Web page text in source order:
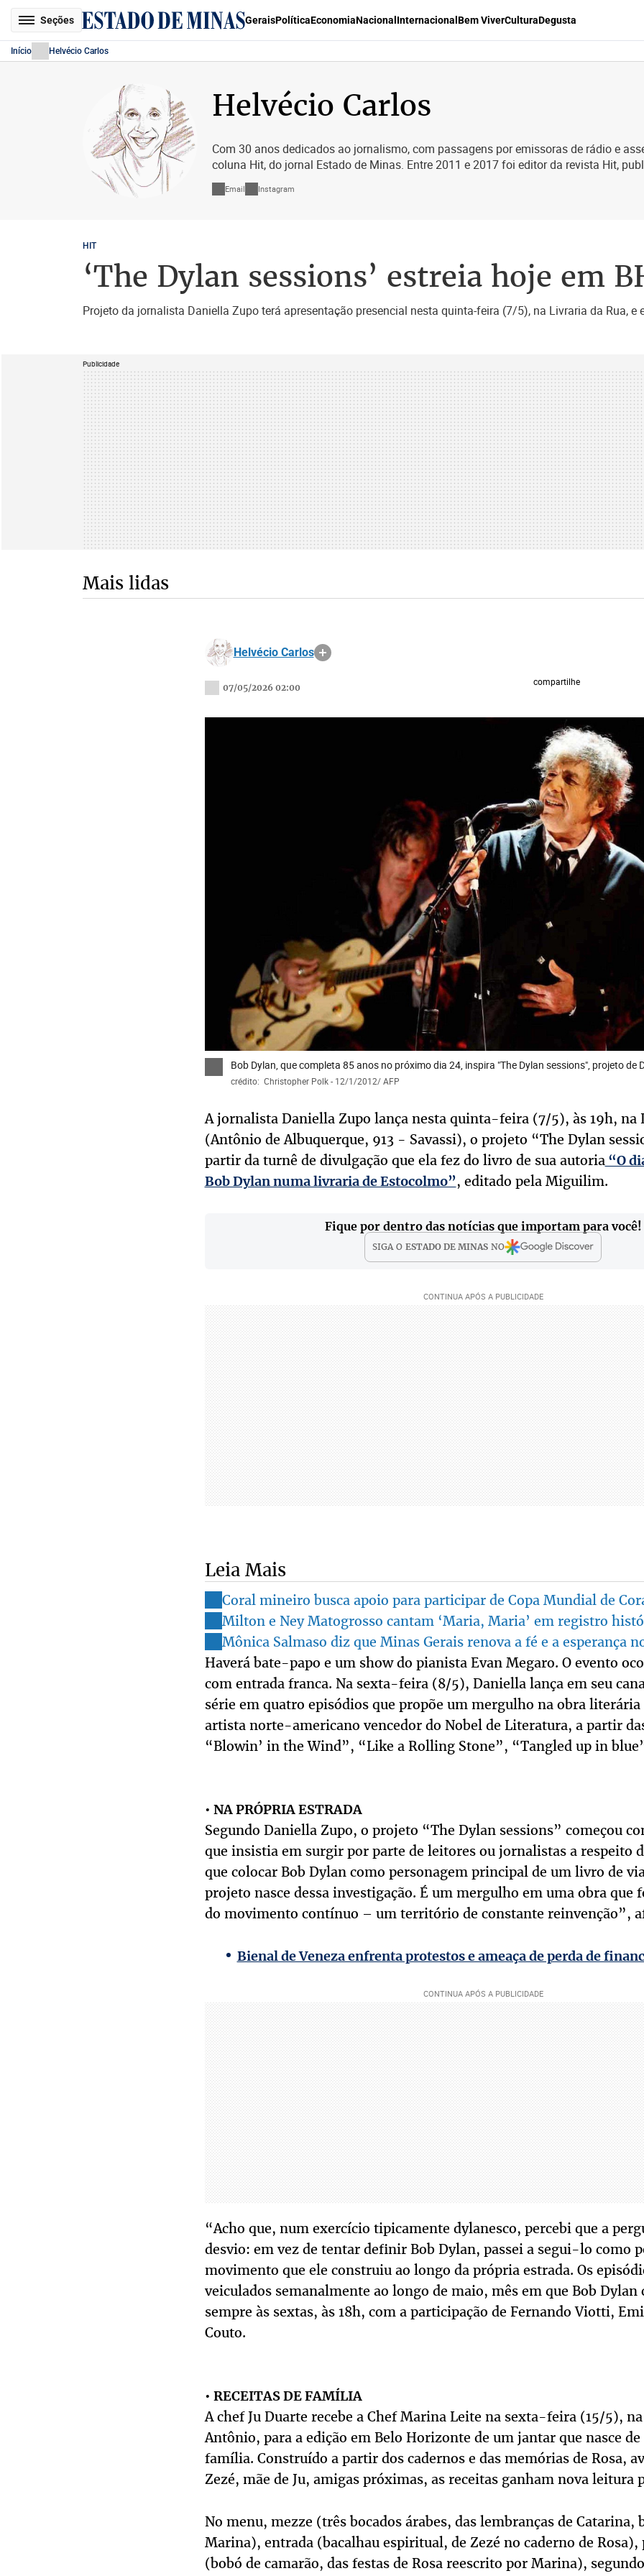
Seções GeraisPolíticaEconomiaNacional Internacional Bem ViverCulturaDegusta
Início Helvécio Carlos
Helvécio Carlos
Com 30 anos dedicados ao jornalismo, com passagens por emissoras de rádio e
coluna Hit, do jornal Estado de Minas. Entre 2011 e 2017 foi editor da revista Hit,
Email Instagram
HIT
‘The Dylan sessions’ estreia hoje em
Projeto da jornalista Daniella Zupo terá apresentação presencial nesta quinta-feira (7/5), na Livraria da Rua, e
Publicidade
Mais lidas
Helvécio Carlos
07/05/2026 02:00
compartilhe
Bob Dylan, que completa 85 anos no próximo dia 24, inspira "The Dylan sessions", projeto de
crédito: Christopher Polk - 12/1/2012/ AFP
A jornalista Daniella Zupo lança nesta quinta-feira (7/5), às 19h, na
(Antônio de Albuquerque, 913 - Savassi), o projeto “The Dylan
partir da turnê de divulgação que ela fez do livro de sua autoria“O
Bob Dylan numa livraria de Estocolmo”, editado pela Miguilim.
Fique por dentro das notícias que importam para você!
SIGA O ESTADO DE MINAS NO
Leia Mais
Coral mineiro busca apoio para participar de Copa Mundial de
Milton e Ney Matogrosso cantam ‘Maria, Maria’ em registro
Mônica Salmaso diz que Minas Gerais renova a fé e a esperança
Haverá bate-papo e um show do pianista Evan Megaro. O evento
com entrada franca. Na sexta-feira (8/5), Daniella lança em seu
série em quatro episódios que propõe um mergulho na obra literária
artista norte-americano vencedor do Nobel de Literatura, a partir
“Blowin’ in the Wind”, “Like a Rolling Stone”, “Tangled up in
• NA PRÓPRIA ESTRADA
Segundo Daniella Zupo, o projeto “The Dylan sessions” começou
que insistia em surgir por parte de leitores ou jornalistas a respeito
que colocar Bob Dylan como personagem principal de um livro de
projeto nasce dessa investigação. É um mergulho em uma obra que
do movimento contínuo – um território de constante reinvenção”,
Bienal de Veneza enfrenta protestos e ameaça de perda de
“Acho que, num exercício tipicamente dylanesco, percebi que a
desvio: em vez de tentar definir Bob Dylan, passei a segui-lo como
movimento que ele construiu ao longo da própria estrada. Os
veiculados semanalmente ao longo de maio, mês em que Bob Dylan
sempre às sextas, às 18h, com a participação de Fernando Viotti,
Couto.
• RECEITAS DE FAMÍLIA
A chef Ju Duarte recebe a Chef Marina Leite na sexta-feira (15/5),
Antônio, para a edição em Belo Horizonte de um jantar que nasce de
família. Construído a partir dos cadernos e das memórias de Rosa,
Zezé, mãe de Ju, amigas próximas, as receitas ganham nova leitura
No menu, mezze (três bocados árabes, das lembranças de Catarina,
Marina), entrada (bacalhau espiritual, de Zezé no caderno de
(bobó de camarão, das festas de Rosa reescrito por Marina),